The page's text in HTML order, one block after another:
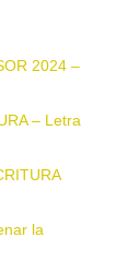
2024 –
– Letra
la